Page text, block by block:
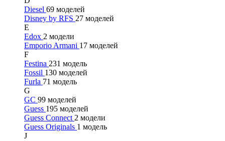
Diesel 69 моделей
Disney by RFS 27 моделей
E
Edox 2 модели
Emporio Armani 17 моделей
F
Festina 231 модель
Fossil 130 моделей
Furla 71 модель
G
GC 99 моделей
Guess 195 моделей
Guess Connect 2 модели
Guess Originals 1 модель
J